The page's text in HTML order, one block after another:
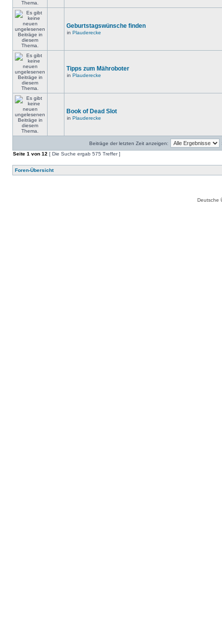
Geburtstagswünsche finden
in Plauderecke
Tipps zum Mähroboter
in Plauderecke
Book of Dead Slot
in Plauderecke
Beiträge der letzten Zeit anzeigen:
Seite 1 von 12 [ Die Suche ergab 575 Treffer ]
Foren-Übersicht
Deutsche